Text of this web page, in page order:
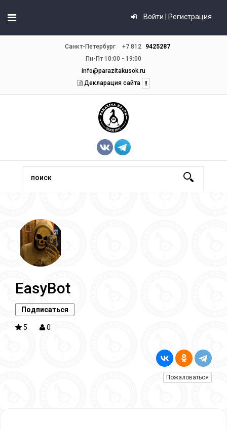
Войти | Регистрация
Санкт-Петербург +7 812
9425287
Пн-Пт 10:00 - 19:00
info@parazitakusok.ru
Декларация сайта
EasyBot
Подписаться
5 0
Пожаловаться